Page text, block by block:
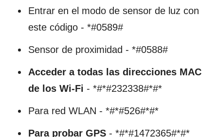
Entrar en el modo de sensor de luz con
este código - *#0589#
Sensor de proximidad - *#0588#
Acceder a todas las direcciones MAC
de los Wi-Fi - *#*#232338#*#*
Para red WLAN - *#*#526#*#*
Para probar GPS - *#*#1472365#*#*